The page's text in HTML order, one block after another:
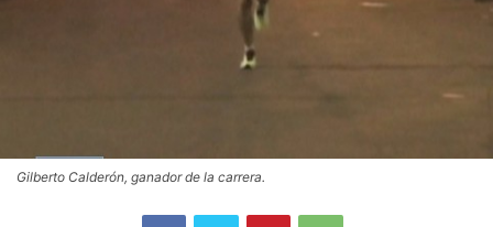
Gilberto Calderón, ganador de la carrera.